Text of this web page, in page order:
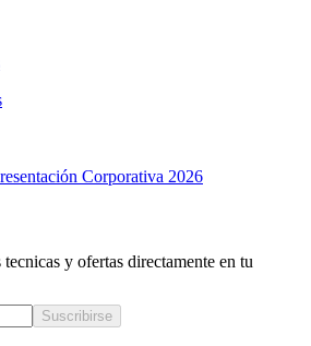
Corporativa 2026
y ofertas directamente en tu
Suscribirse